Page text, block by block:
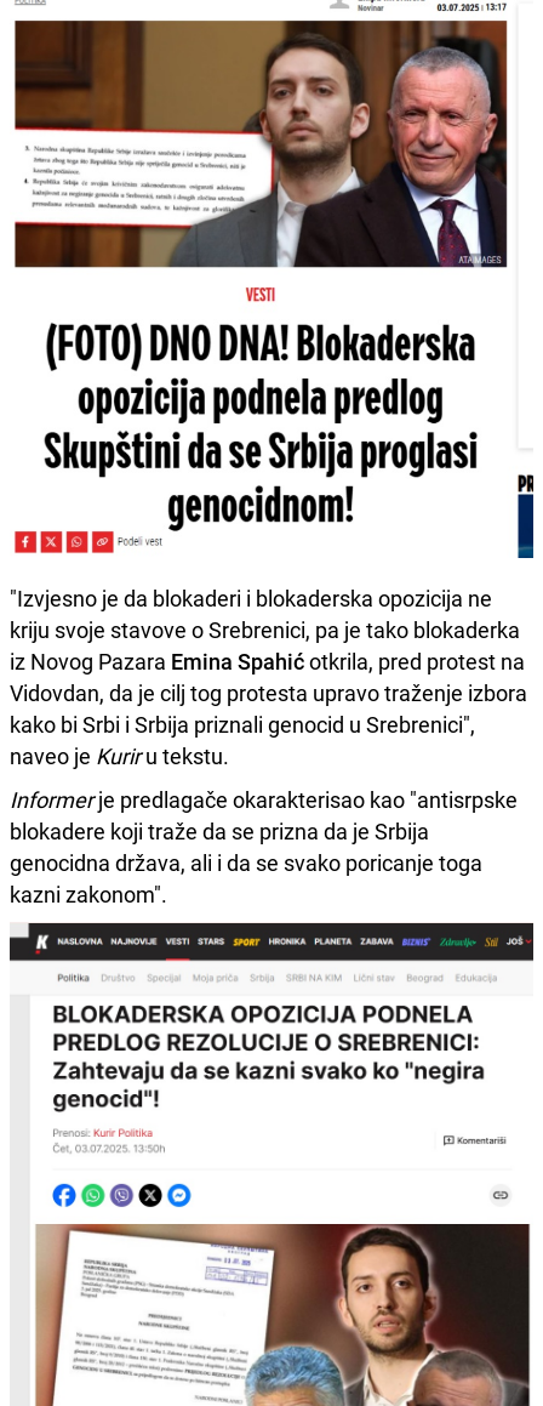
"Izvjesno je da blokaderi i blokaderska opozicija ne
kriju svoje stavove o Srebrenici, pa je tako blokaderka
iz Novog Pazara Emina Spahićotkrila, pred protest na
Vidovdan, da je cilj tog protesta upravo traženje izbora
kako bi Srbi i Srbija priznali genocid u Srebrenici",
naveo je Kuriru tekstu.
Informerje predlagače okarakterisao kao "antisrpske
blokadere koji traže da se prizna da je Srbija
genocidna država, ali i da se svako poricanje toga
kazni zakonom".